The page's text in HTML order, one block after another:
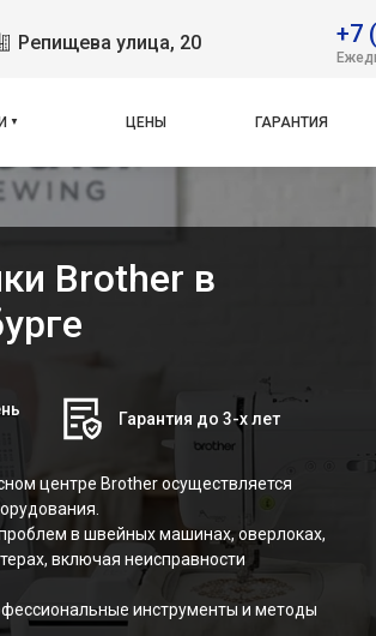
Репищева улица, 20 +7
ЦЕНЫ ГАРАНТИЯ
Brother в
Гарантия до 3-х лет
центре Brother осуществляется
в швейных машинах, оверлоках,
включая неисправности
инструменты и методы